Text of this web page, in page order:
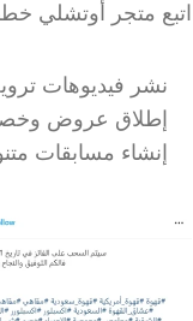
اتبع متجر أوتشلي
نشر فيديوهات
إطلاق عروض
إنشاء مسابقات